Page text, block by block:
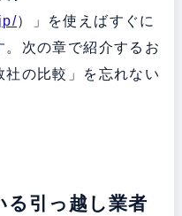
）」を使えばすぐに
次の章で紹介するお
の比較」を忘れない
る引っ越し業者